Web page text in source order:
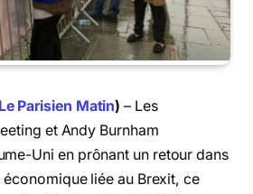
Parisien Matin) – Les
et Andy Burnham
Uni en prônant un retour dans
économique liée au Brexit, ce